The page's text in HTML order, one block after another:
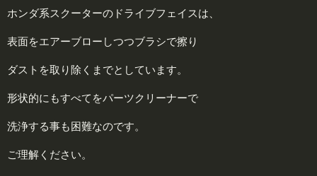
ホンダ系スクーターのドライブフェイスは、
表面をエアーブローしつつブラシで擦り
ダストを取り除くまでとしています。
形状的にもすべてをパーツクリーナーで
洗浄する事も困難なのです。
ご理解ください。